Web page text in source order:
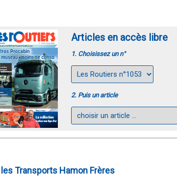
Articles en accès libre
1. Choisissez un n°
2. Puis un article
Transports Hamon Frères